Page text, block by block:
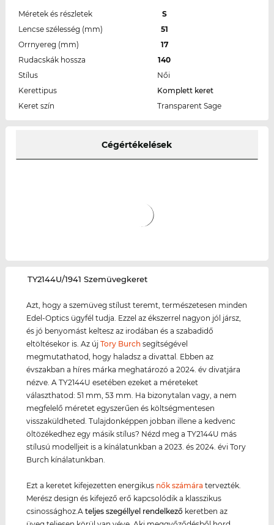
Méretek és részletek
S
Lencse szélesség (mm)
51
Orrnyereg (mm)
17
Rudacskák hossza
140
Stílus
Női
Kerettipus
Komplett keret
Keret szín
Transparent Sage
Cégértékelések
‌TY2144U/1941 Szemüvegkeret
Azt, hogy a szemüveg stílust teremt, természetesen minden
Edel-Optics ügyfél tudja. Ezzel az ékszerrel nagyon jól jársz,
és jó benyomást keltesz az irodában és a szabadidő
eltöltésekor is. Az újTory Burch segítségével
megmutathatod, hogy haladsz a divattal. Ebben az
évszakban a híres márka meghatározó a 2024. év divatjára
nézve. A TY2144U esetében ezeket a méreteket
választhatod: 51 mm, 53 mm. Ha bizonytalan vagy, a nem
megfelelő méretet egyszerűen és költségmentesen
visszaküldheted. Tulajdonképpen jobban illene a kedvenc
öltözékedhez egy másik stílus? Nézd meg a TY2144U más
stílusú modelljeit is a kínálatunkban a 2023. és 2024. évi Tory
Burch kínálatunkban.
Ezt a keretet kifejezetten energikus nők számára tervezték.
Merész design és kifejező erő kapcsolódik a klasszikus
csinossághoz.Ateljes szegéllyel rendelkező keretben az